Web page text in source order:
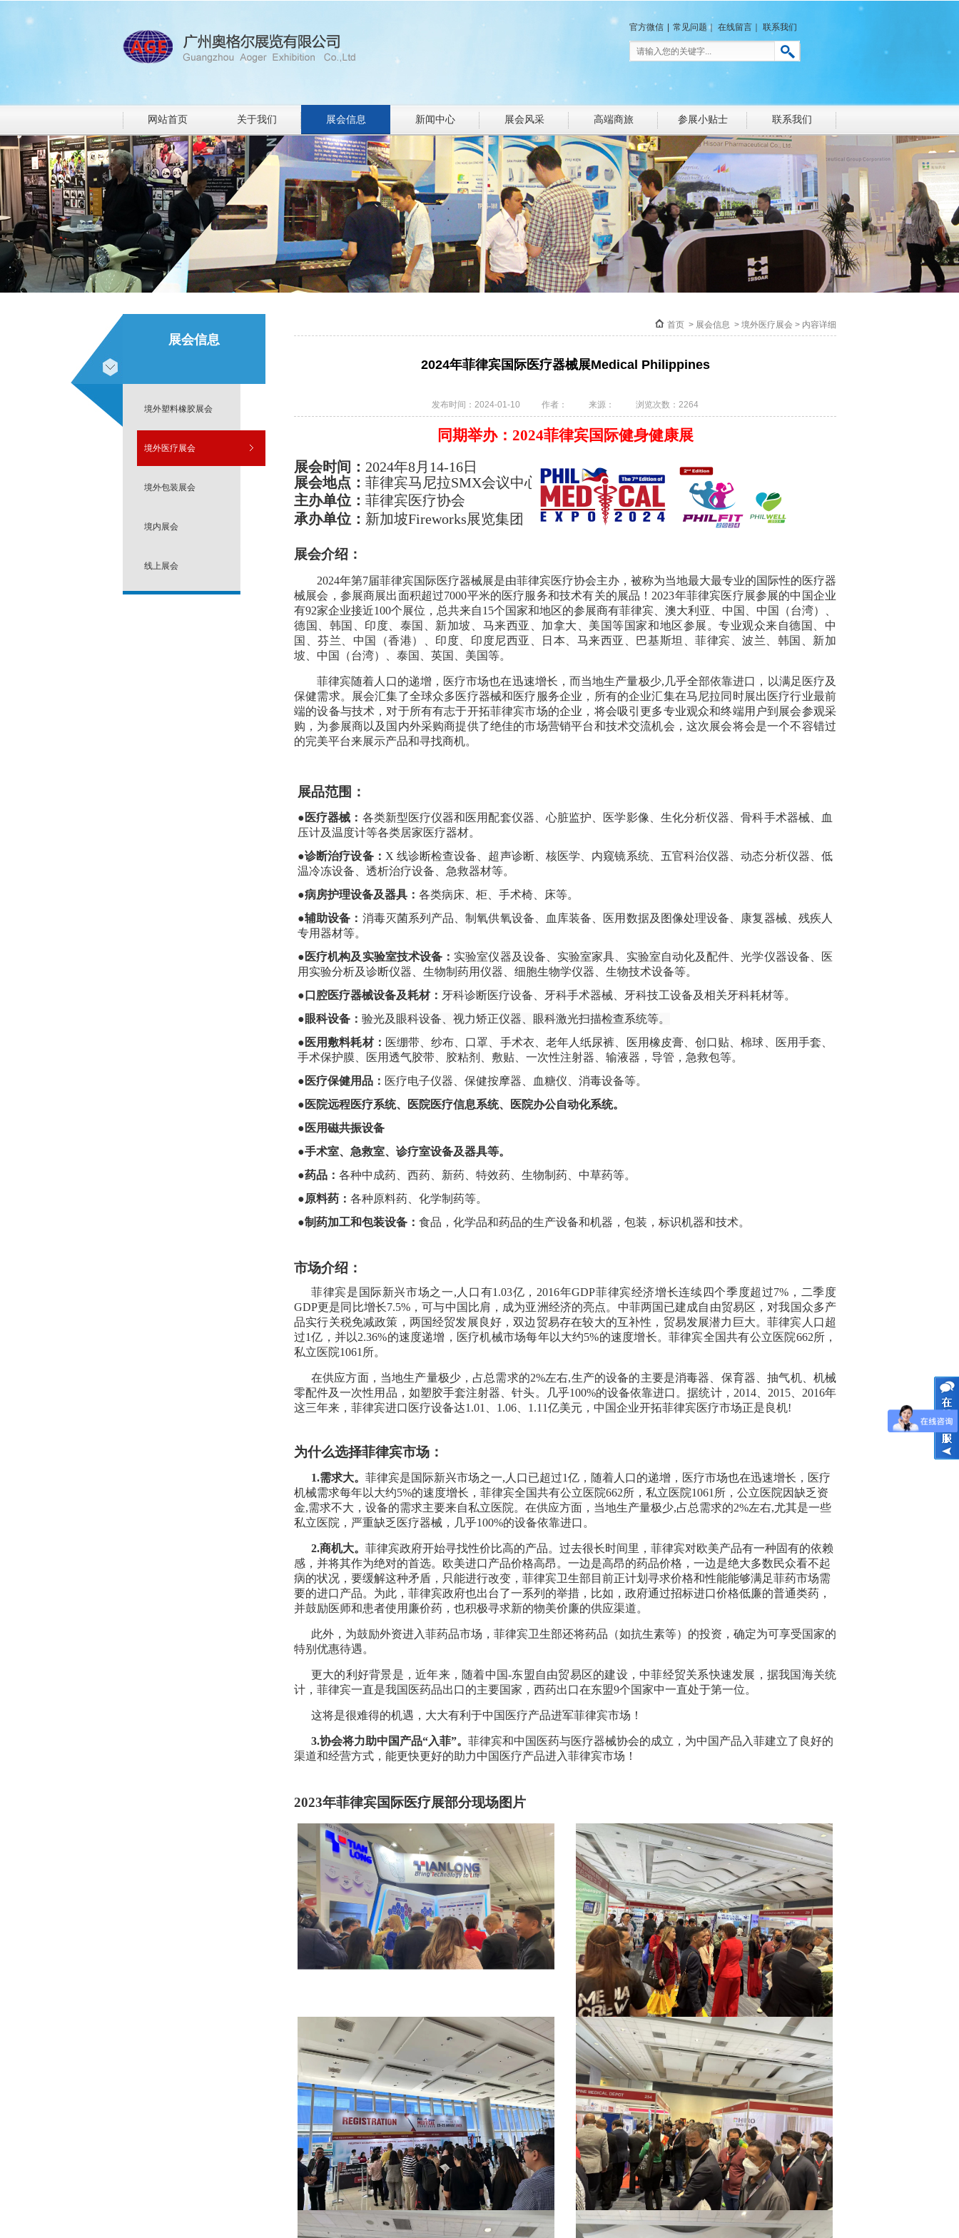
官方微信 常见问题｜ 在线留言 联系我们
网站首页 关于我们 展会信息 新闻中心 展会风采 高端商旅 参展小贴士 联系我们
展会信息
境外塑料橡胶展会
境外医疗展会
境外包装展会
境内展会
线上展会
首页 > 展会信息 > 境外医疗展会 > 内容详细
2024年菲律宾国际医疗器械展Medical Philippines
发布时间：2024-01-10 作者： 来源： 浏览次数：2264
同期举办： 2024菲律宾国际健身健康展
展会时间 ： 2024年8月14-16日
展会地点： 菲律宾马尼拉SMX会议中心
主办单位： 菲律宾医疗协会
承办单位： 新加坡Fireworks展览集团
展会介绍：
2024年第7届菲律宾国际医疗器械展是由菲律宾医疗协会主办，被称为当地最大最专业的国际性的医疗器
械展会 ， 参展商展出面积超过7000平米的医疗服务和技术有关的展品！ 2023年菲律宾医疗展参展的中国企业
有92家企业接近100个展位，总共来自15个国家和地区的参展商有菲律宾、澳大利亚、中国、中国（台湾）、
德国、韩国、印度、泰国、新加坡、马来西亚、加拿大、美国等国家和地区参展。专业观众来自德国、 中
国、芬兰、中国（香港）、印度、印度尼西亚、日本、马来西亚、巴基斯坦、菲律宾、波兰、韩国、新加
坡、中国（台湾）、泰国、英国、美国等。
菲律宾随着人口的递增，医疗市场也在迅速增长，而当地生产量极少,几乎全部依靠进口，以满足医疗及
保健需求。
展会汇集了全球众多医疗器械和医疗服务企业，所有的企业汇集在马尼拉同时展出医疗行业最前
端的设备与技术，对于所有有志于开拓菲律宾市场的企业， 将会吸引更多专业观众和终端用户到展会参观采
购，为参展商以及国内外采购商提供了绝佳的市场营销平台和技术交流机会， 这次展会将会是一个不容错过
的完美平台来展示产品和寻找商机。
展品范围：
●医疗器械： 各类新型医疗仪器和医用配套仪器、心脏监护、医学影像、生化分析仪器、骨科手术器械、血
压计及温度计等各类居家医疗器材。
●诊断治疗设备： X 线诊断检查设备、超声诊断、核医学、内窥镜系统、五官科治仪器、动态分析仪器、低
温冷冻设备、透析治疗设备、急救器材等。
●病房护理设备及器具： 各类病床、柜、手术椅、床等。
●辅助设备： 消毒灭菌系列产品、制氧供氧设备、血库装备、医用数据及图像处理设备、康复器械、残疾人
专用器材等。
● 医疗机构及实验室技术设备： 实验室仪器及设备、实验室家具、实验室自动化及配件、光学仪器设备、医
用实验分析及诊断仪器、生物制药用仪器、细胞生物学仪器、生物技术设备等。
●口腔医疗器械设备及耗材： 牙科诊断医疗设备、牙科手术器械、牙科技工设备及相关牙科耗材等。
●眼科设备： 验光及眼科设备、视力矫正仪器、眼科激光扫描检查系统等。
●医用敷料耗材： 医绷带、纱布、口罩、手术衣、老年人纸尿裤、医用橡皮膏、创口贴、棉球、医用手套、
手术保护膜、医用透气胶带、胶粘剂、敷贴、一次性注射器、输液器，导管，急救包等。
● 医疗保健用品： 医疗电子仪器、保健按摩器、血糖仪、消毒设备等。
●医院远程医疗系统、医院医疗信息系统、医院办公自动化系统。
●医用磁共振设备
●手术室、急救室、诊疗室设备及器具等。
●药品： 各种中成药、西药、新药、特效药、生物制药、中草药等。
●原料药： 各种原料药、化学制药等。
●制药加工和包装设备： 食品，化学品和药品的生产设备和机器，包装，标识机器和技术。
市场介绍：
菲律宾是国际新兴市场之一,人口有1.03亿，2016年GDP菲律宾经济增长连续四个季度超过7%，二季度
GDP更是同比增长7.5%，可与中国比肩，成为亚洲经济的亮点。中菲两国已建成自由贸易区，对我国众多产
品实行关税免减政策，两国经贸发展良好，双边贸易存在较大的互补性，贸易发展潜力巨大。菲律宾人口超
过1亿，并以2.36%的速度递增，医疗机械市场每年以大约5%的速度增长。菲律宾全国共有公立医院662所，
私立医院1061所。
在供应方面，当地生产量极少，占总需求的2%左右,生产的设备的主要是消毒器、保育器、抽气机、机械
零配件及一次性用品，如塑胶手套注射器、针头。几乎100%的设备依靠进口。据统计，2014、2015、2016年
这三年来，菲律宾进口医疗设备达1.01、1.06、1.11亿美元，中国企业开拓菲律宾医疗市场正是良机!
为什么选择菲律宾市场：
1.需求大。 菲律宾是国际新兴市场之一,人口已超过1亿，随着人口的递增，医疗市场也在迅速增长，医疗
机械需求每年以大约5%的速度增长，菲律宾全国共有公立医院662所，私立医院1061所，公立医院因缺乏资
金,需求不大，设备的需求主要来自私立医院。在供应方面，当地生产量极少,占总需求的2%左右,尤其是一些
私立医院，严重缺乏医疗器械，几乎100%的设备依靠进口。
2.商机大。 菲律宾政府开始寻找性价比高的产品。过去很长时间里，菲律宾对欧美产品有一种固有的依赖
感，并将其作为绝对的首选。欧美进口产品价格高昂。一边是高昂的药品价格，一边是绝大多数民众看不起
病的状况，要缓解这种矛盾，只能进行改变，菲律宾卫生部目前正计划寻求价格和性能能够满足菲药市场需
要的进口产品。为此，菲律宾政府也出台了一系列的举措，比如，政府通过招标进口价格低廉的普通类药，
并鼓励医师和患者使用廉价药，也积极寻求新的物美价廉的供应渠道。
此外，为鼓励外资进入菲药品市场，菲律宾卫生部还将药品（如抗生素等）的投资，确定为可享受国家的
特别优惠待遇。
更大的利好背景是，近年来，随着中国-东盟自由贸易区的建设，中菲经贸关系快速发展，据我国海关统
计，菲律宾一直是我国医药品出口的主要国家，西药出口在东盟9个国家中一直处于第一位。
这将是很难得的机遇，大大有利于中国医疗产品进军菲律宾市场！
3.协会将力助中国产品“入菲”。 菲律宾和中国医药与医疗器械协会的成立，为中国产品入菲建立了良好的
渠道和经营方式，能更快更好的助力中国医疗产品进入菲律宾市场！
2023年菲律宾国际医疗展部分现场图片